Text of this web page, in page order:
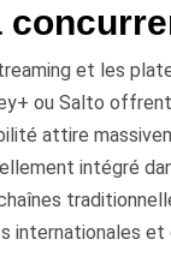
et les
ou Salto
attire
intégré
internationales et